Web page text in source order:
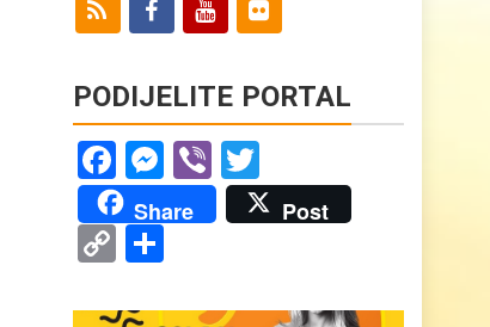
PODIJELITE PORTAL
Facebook
Messenger
ViberTwitter
Share Post
CopyShare